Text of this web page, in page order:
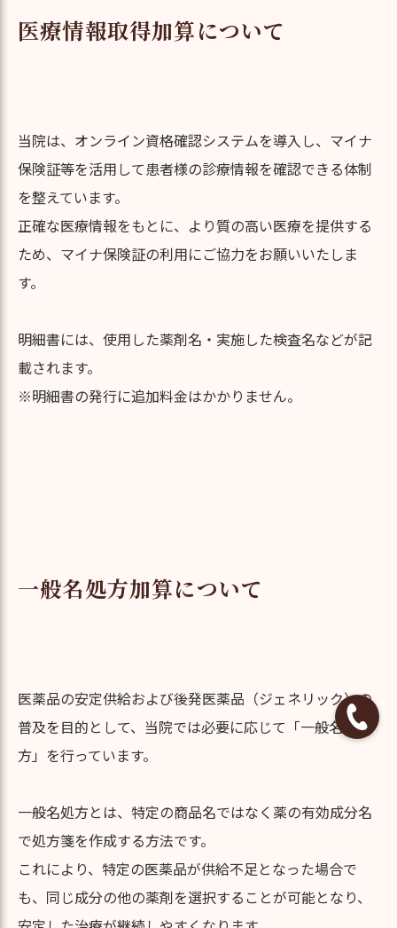
医療情報取得加算について
当院は、オンライン資格確認システムを導入し、マイナ
保険証等を活用して患者様の診療情報を確認できる体制
を整えています。
正確な医療情報をもとに、より質の高い医療を提供する
ため、マイナ保険証の利用にご協力をお願いいたしま
す。
明細書には、使用した薬剤名・実施した検査名などが記
載されます。
※明細書の発行に追加料金はかかりません。
一般名処方加算について
医薬品の安定供給および後発医薬品（ジェネリック）の
普及を目的として、当院では必要に応じて「一般名処
方」を行っています。
一般名処方とは、特定の商品名ではなく薬の有効成分名
で処方箋を作成する方法です。
これにより、特定の医薬品が供給不足となった場合で
も、同じ成分の他の薬剤を選択することが可能となり、